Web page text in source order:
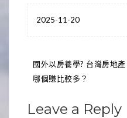
2025-11-20
文
章
導
國外以房養學? 台灣房地產
哪個賺比較多？
Leave a Reply